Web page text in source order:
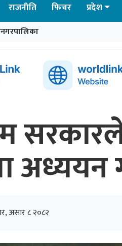
राजनीति फिचर प्रदेश
अध्ययन
असार ८ २०८२